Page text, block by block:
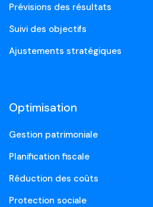
Prévisions des résultats
Suivi des objectifs
Ajustements stratégiques
Optimisation
Gestion patrimoniale
Planification fiscale
Réduction des coûts
Protection sociale